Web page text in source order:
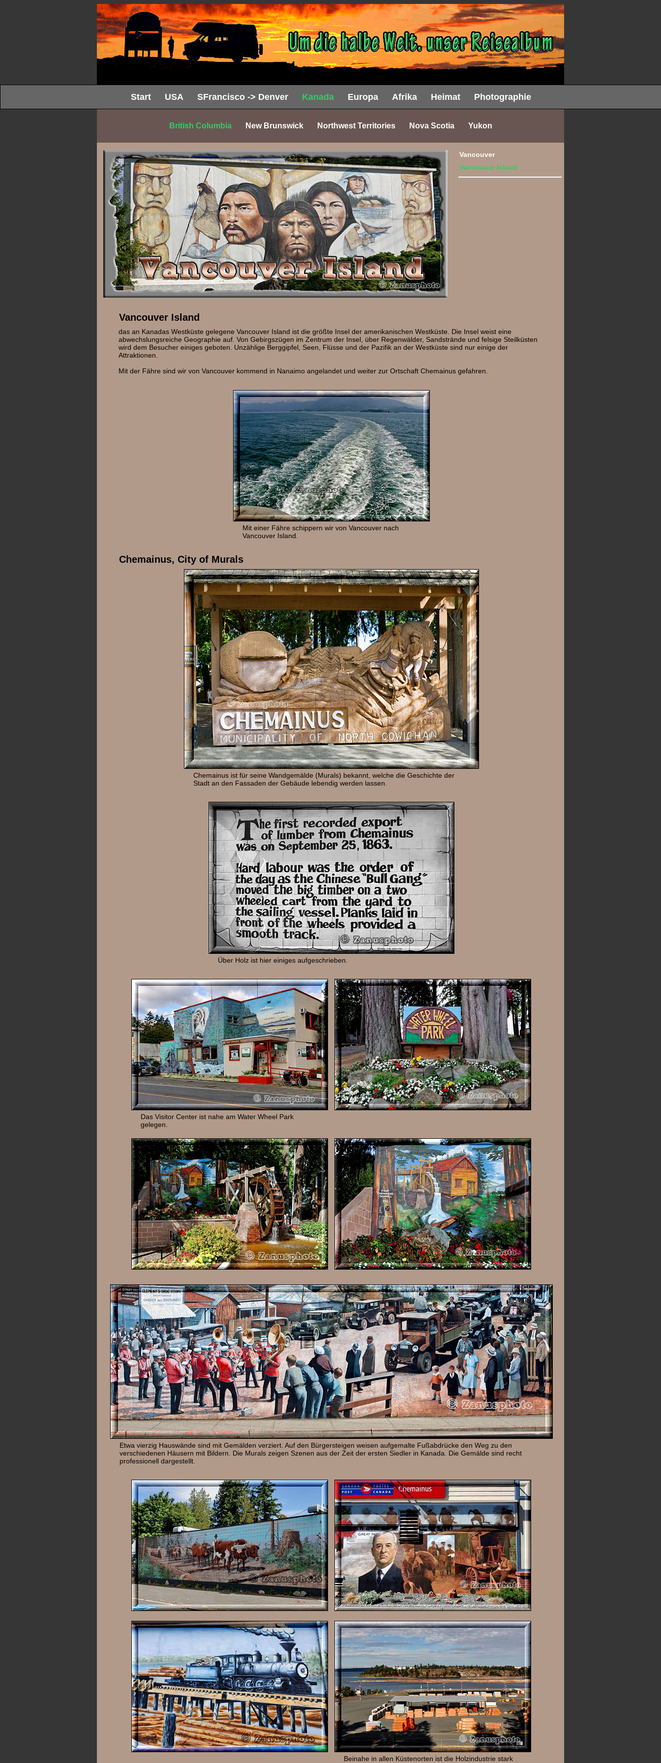
Start USA SFrancisco -> Denver Kanada Europa Afrika Heimat Photographie
British Columbia New Brunswick Northwest Territories Nova Scotia Yukon
Vancouver
Vancouver Island
Vancouver Island
das an Kanadas Westküste gelegene Vancouver Island ist die größte Insel der amerikanischen Westküste. Die Insel weist eine
abwechslungsreiche Geographie auf. Von Gebirgszügen im Zentrum der Insel, über Regenwälder, Sandstrände und felsige Steilküsten
wird dem Besucher einiges geboten. Unzählige Berggipfel, Seen, Flüsse und der Pazifik an der Westküste sind nur einige der
Attraktionen.
Mit der Fähre sind wir von Vancouver kommend in Nanaimo angelandet und weiter zur Ortschaft Chemainus gefahren.
Mit einer Fähre schippern wir von Vancouver nach
Vancouver Island.
Chemainus, City of Murals
Chemainus ist für seine Wandgemälde (Murals) bekannt, welche die Geschichte der
Stadt an den Fassaden der Gebäude lebendig werden lassen.
Über Holz ist hier einiges aufgeschrieben.
Das Visitor Center ist nahe am Water Wheel Park
gelegen.
Etwa vierzig Hauswände sind mit Gemälden verziert. Auf den Bürgersteigen weisen aufgemalte Fußabdrücke den Weg zu den
verschiedenen Häusern mit Bildern. Die Murals zeigen Szenen aus der Zeit der ersten Siedler in Kanada. Die Gemälde sind recht
professionell dargestellt.
Beinahe in allen Küstenorten ist die Holzindustrie stark